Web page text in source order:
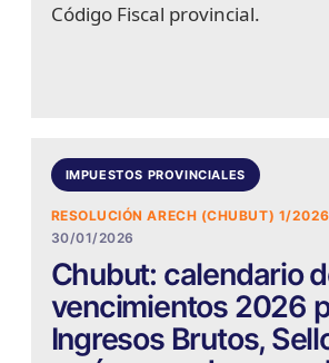
Código Fiscal provincial.
IMPUESTOS PROVINCIALES
RESOLUCIÓN ARECH (CHUBUT) 1/2026
30/01/2026
Chubut: calendario
vencimientos 2026
Ingresos Brutos,